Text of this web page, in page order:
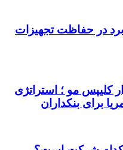
در حفاظت تجهیزات
کلیپس مو ؛ استراتژی
برای بنکداران